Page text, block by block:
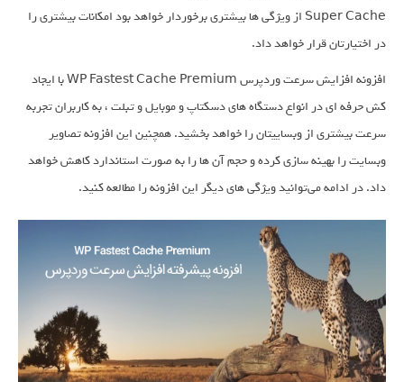
Super Cache از ویژگی ها بیشتری برخوردار خواهد بود امکانات بیشتری را
در اختیارتان قرار خواهد داد.
افزونه افزایش سرعت وردپرس WP Fastest Cache Premium با ایجاد
کش حرفه ای در انواع دستگاه های دسکتاپ و موبایل و تبلت ، به کاربران تجربه
سرعت بیشتری از وبساییتان را خواهد بخشید. همچنین این افزونه تصاویر
وبسایت را بهینه سازی کرده و حجم آن ها را به صورت استاندارد کاهش خواهد
داد. در ادامه می‌توانید ویژگی های دیگر این افزونه را مطالعه کنید.